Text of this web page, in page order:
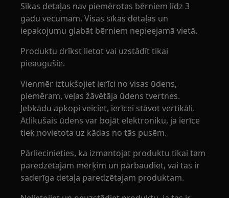
Sīkas detaļas nav piemērotas bērniem līdz 3
gadu vecumam. Visas sīkas detaļas un
iepakojumu glabāt bērniem nepieejamā vietā.
Produktu drīkst lietot vai uzstādīt tikai
pieaugušie.
Vienmēr iztukšojiet ierīci no visas ūdens,
piemēram, veļas žāvētāja ūdens tvertnes.
Jebkādu apkopi veiciet, ierīcei stāvot vertikāli.
Atlikušais ūdens var bojāt elektroniku, ja ierīce
tiek novietota uz kādas no tās pusēm.
Pārliecinieties, ka izmantojat produktu tikai tam
paredzētajam mērķim un pārbaudiet, vai tas ir
saderīga detaļa paredzētajam produktam.